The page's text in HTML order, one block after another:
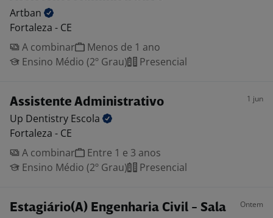
Artban
Fortaleza - CE
A combinar
Menos de 1 ano
Ensino Médio (2º Grau)
Presencial
Assistente Administrativo 1 jun
Up Dentistry Escola
Fortaleza - CE
A combinar
Entre 1 e 3 anos
Ensino Médio (2º Grau)
Presencial
Estagiário(A) Engenharia Civil - Sala
Ontem